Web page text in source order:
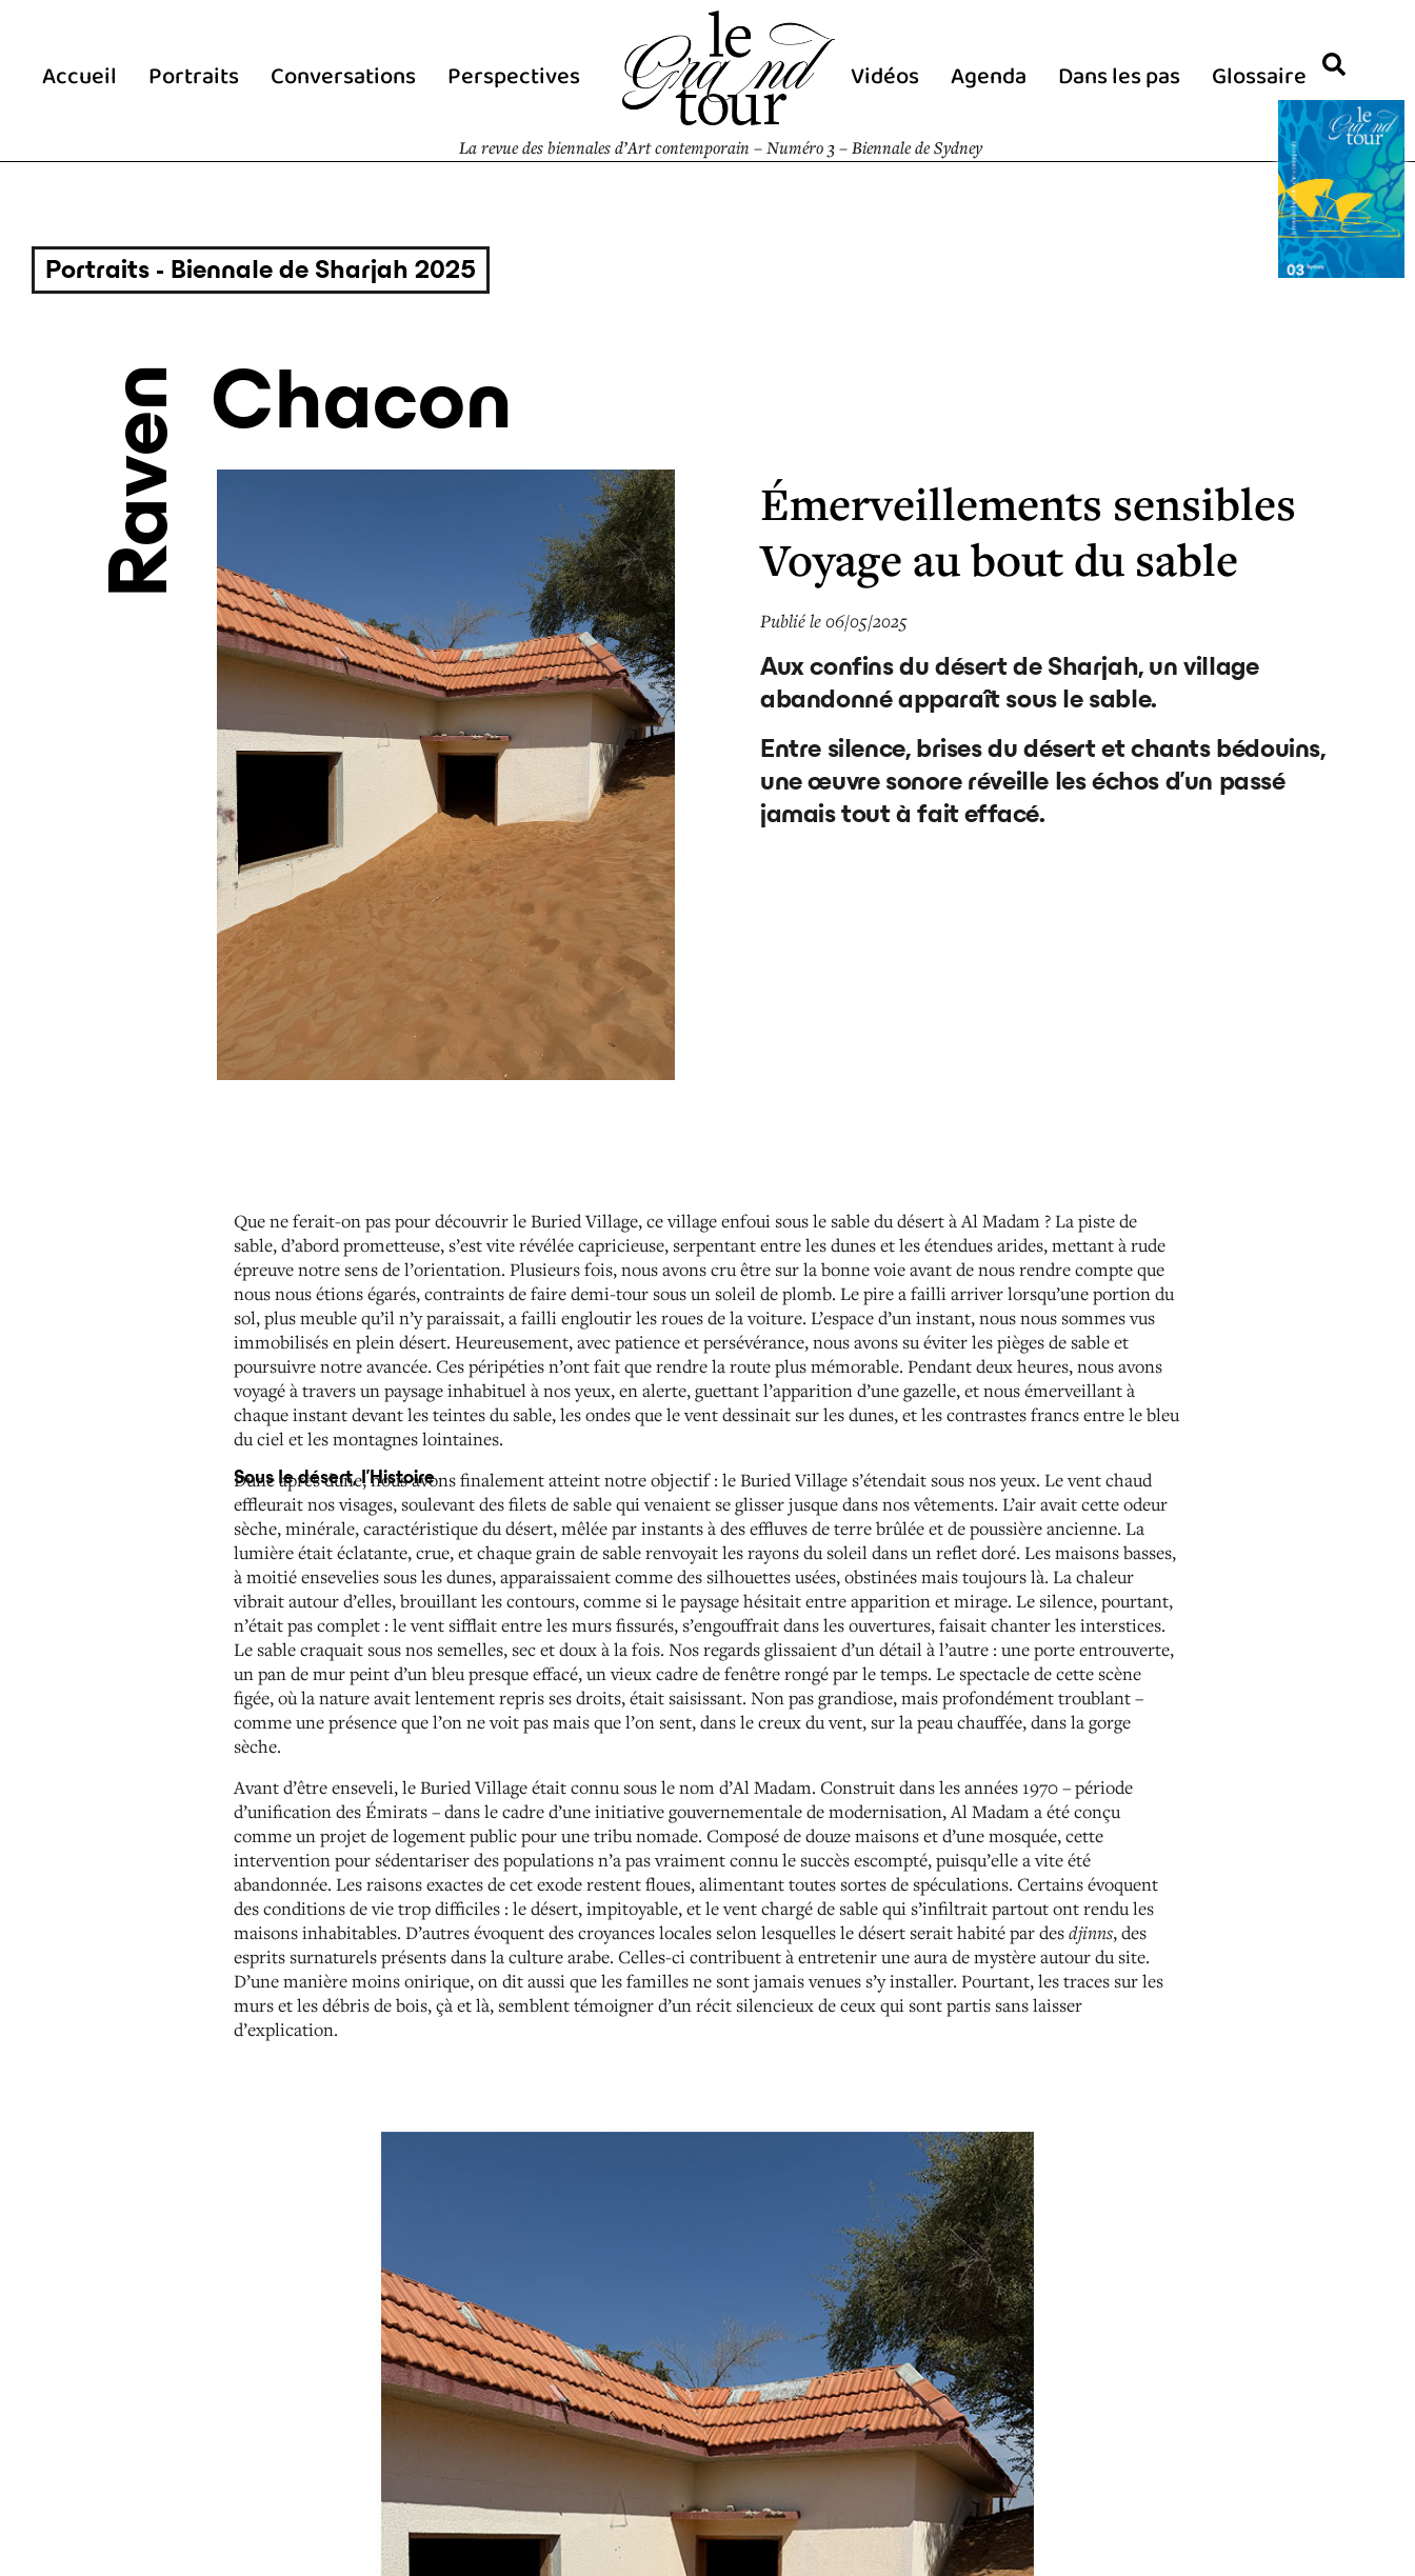
Accueil Portraits Conversations Perspectives Vidéos Agenda Dans les pas Glossaire
La revue des biennales d’Art contemporain – Numéro 3 – Biennale de Sydney
Portraits - Biennale de Sharjah 2025
Raven Chacon
Émerveillements sensibles
Voyage au bout du sable
Publié le 06/05/2025
Aux confins du désert de Sharjah, un village
abandonné apparaît sous le sable.
Entre silence, brises du désert et chants bédouins,
une œuvre sonore réveille les échos d’un passé
jamais tout à fait effacé.
Que ne ferait-on pas pour découvrir le Buried Village, ce village enfoui sous le sable du désert à Al Madam ? La piste de
sable, d’abord prometteuse, s’est vite révélée capricieuse, serpentant entre les dunes et les étendues arides, mettant à rude
épreuve notre sens de l’orientation. Plusieurs fois, nous avons cru être sur la bonne voie avant de nous rendre compte que
nous nous étions égarés, contraints de faire demi-tour sous un soleil de plomb. Le pire a failli arriver lorsqu’une portion du
sol, plus meuble qu’il n’y paraissait, a failli engloutir les roues de la voiture. L’espace d’un instant, nous nous sommes vus
immobilisés en plein désert. Heureusement, avec patience et persévérance, nous avons su éviter les pièges de sable et
poursuivre notre avancée. Ces péripéties n’ont fait que rendre la route plus mémorable. Pendant deux heures, nous avons
voyagé à travers un paysage inhabituel à nos yeux, en alerte, guettant l’apparition d’une gazelle, et nous émerveillant à
chaque instant devant les teintes du sable, les ondes que le vent dessinait sur les dunes, et les contrastes francs entre le bleu
du ciel et les montagnes lointaines.
Sous le désert, l’Histoire
Dune après dune, nous avons finalement atteint notre objectif : le Buried Village s’étendait sous nos yeux. Le vent chaud
effleurait nos visages, soulevant des filets de sable qui venaient se glisser jusque dans nos vêtements. L’air avait cette odeur
sèche, minérale, caractéristique du désert, mêlée par instants à des effluves de terre brûlée et de poussière ancienne. La
lumière était éclatante, crue, et chaque grain de sable renvoyait les rayons du soleil dans un reflet doré. Les maisons basses,
à moitié ensevelies sous les dunes, apparaissaient comme des silhouettes usées, obstinées mais toujours là. La chaleur
vibrait autour d’elles, brouillant les contours, comme si le paysage hésitait entre apparition et mirage. Le silence, pourtant,
n’était pas complet : le vent sifflait entre les murs fissurés, s’engouffrait dans les ouvertures, faisait chanter les interstices.
Le sable craquait sous nos semelles, sec et doux à la fois. Nos regards glissaient d’un détail à l’autre : une porte entrouverte,
un pan de mur peint d’un bleu presque effacé, un vieux cadre de fenêtre rongé par le temps. Le spectacle de cette scène
figée, où la nature avait lentement repris ses droits, était saisissant. Non pas grandiose, mais profondément troublant –
comme une présence que l’on ne voit pas mais que l’on sent, dans le creux du vent, sur la peau chauffée, dans la gorge
sèche.
Avant d’être enseveli, le Buried Village était connu sous le nom d’Al Madam. Construit dans les années 1970 – période
d’unification des Émirats – dans le cadre d’une initiative gouvernementale de modernisation, Al Madam a été conçu
comme un projet de logement public pour une tribu nomade. Composé de douze maisons et d’une mosquée, cette
intervention pour sédentariser des populations n’a pas vraiment connu le succès escompté, puisqu’elle a vite été
abandonnée. Les raisons exactes de cet exode restent floues, alimentant toutes sortes de spéculations. Certains évoquent
des conditions de vie trop difficiles : le désert, impitoyable, et le vent chargé de sable qui s’infiltrait partout ont rendu les
maisons inhabitables. D’autres évoquent des croyances locales selon lesquelles le désert serait habité par desdjinns, des
esprits surnaturels présents dans la culture arabe. Celles-ci contribuent à entretenir une aura de mystère autour du site.
D’une manière moins onirique, on dit aussi que les familles ne sont jamais venues s’y installer. Pourtant, les traces sur les
murs et les débris de bois, çà et là, semblent témoigner d’un récit silencieux de ceux qui sont partis sans laisser
d’explication.